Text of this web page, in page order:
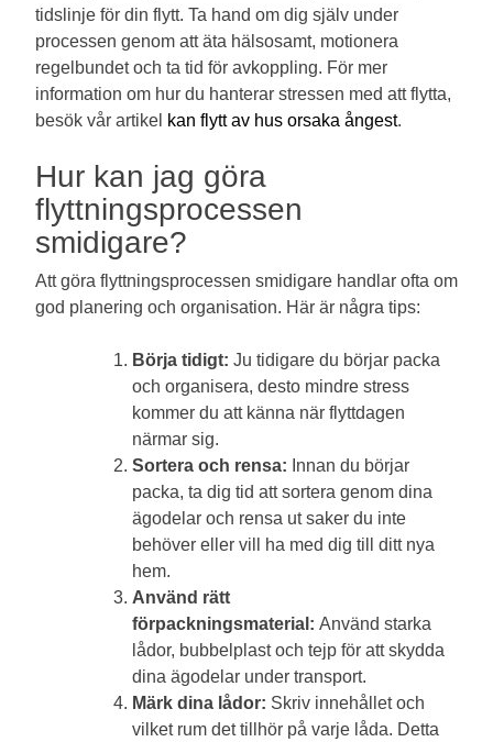
tidslinje för din flytt. Ta hand om dig själv under
processen genom att äta hälsosamt, motionera
regelbundet och ta tid för avkoppling. För mer
information om hur du hanterar stressen med att flytta,
besök vår artikel kan flytt av hus orsaka ångest.
Hur kan jag göra
flyttningsprocessen
smidigare?
Att göra flyttningsprocessen smidigare handlar ofta om
god planering och organisation. Här är några tips:
Börja tidigt: Ju tidigare du börjar packa
och organisera, desto mindre stress
kommer du att känna när flyttdagen
närmar sig.
Sortera och rensa: Innan du börjar
packa, ta dig tid att sortera genom dina
ägodelar och rensa ut saker du inte
behöver eller vill ha med dig till ditt nya
hem.
Använd rätt
förpackningsmaterial: Använd starka
lådor, bubbelplast och tejp för att skydda
dina ägodelar under transport.
Märk dina lådor: Skriv innehållet och
vilket rum det tillhör på varje låda. Detta